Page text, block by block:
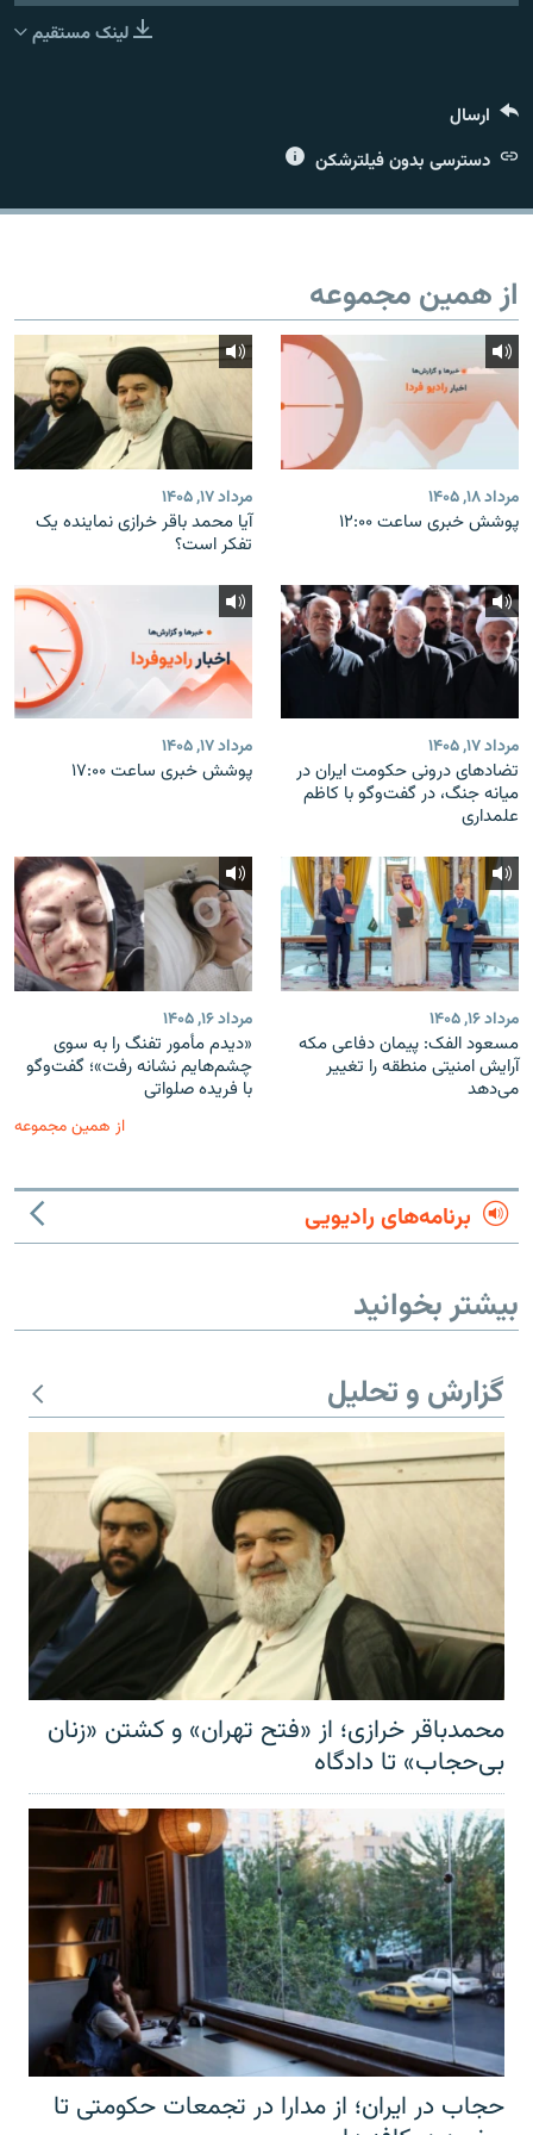
لینک مستقیم
ارسال
دسترسی بدون فیلترشکن
از همین مجموعه
مرداد ۱۸, ۱۴۰۵
پوشش خبری ساعت ۱۲:۰۰
مرداد ۱۷, ۱۴۰۵
آیا محمد باقر خرازی نماینده یک
تفکر است؟
مرداد ۱۷, ۱۴۰۵
تضادهای درونی حکومت ایران در
میانه جنگ، در گفت‌‌وگو با کاظم
علمداری
مرداد ۱۷, ۱۴۰۵
پوشش خبری ساعت ۱۷:۰۰
مرداد ۱۶, ۱۴۰۵
مسعود الفک: پیمان دفاعی مکه
آرایش امنیتی منطقه را تغییر
می‌دهد
مرداد ۱۶, ۱۴۰۵
«دیدم مأمور تفنگ را به سوی
چشم‌هایم نشانه رفت»؛ گفت‌و‌گو
با فریده صلواتی
از همین مجموعه
برنامه‌های رادیویی
بیشتر بخوانید
گزارش و تحلیل
محمدباقر خرازی؛ از «فتح تهران» و کشتن «زنان
بی‌حجاب» تا دادگاه
حجاب در ایران؛ از مدارا در تجمعات حکومتی تا